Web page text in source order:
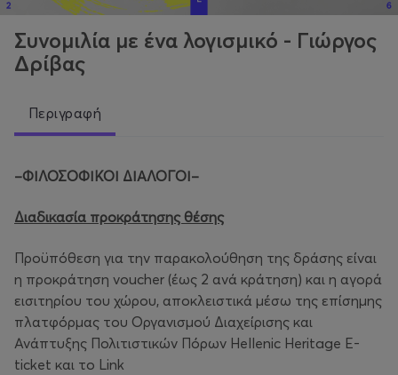
Συνομιλία με ένα λογισμικό - Γιώργος
Δρίβας
Περιγραφή
–ΦΙΛΟΣΟΦΙΚΟΙ ΔΙΑΛΟΓΟΙ–
Διαδικασία προκράτησης θέσης
Προϋπόθεση για την παρακολούθηση της δράσης είναι
η προκράτηση voucher (έως 2 ανά κράτηση) και η αγορά
εισιτηρίου του χώρου, αποκλειστικά μέσω της επίσημης
πλατφόρμας του Οργανισμού Διαχείρισης και
Ανάπτυξης Πολιτιστικών Πόρων Hellenic Heritage E-
ticket και το Link